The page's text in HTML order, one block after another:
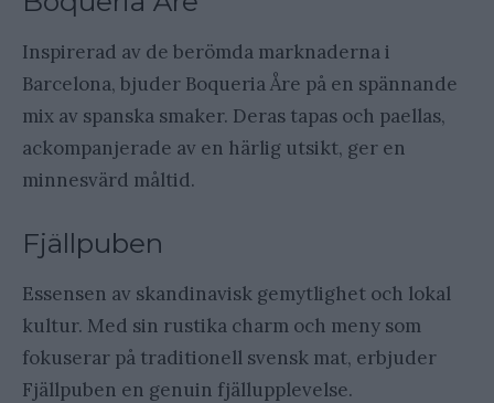
Inspirerad av de berömda marknaderna i
Barcelona, bjuder Boqueria Åre på en spännande
mix av spanska smaker. Deras tapas och paellas,
ackompanjerade av en härlig utsikt, ger en
minnesvärd måltid.
Fjällpuben
Essensen av skandinavisk gemytlighet och lokal
kultur. Med sin rustika charm och meny som
fokuserar på traditionell svensk mat, erbjuder
Fjällpuben en genuin fjällupplevelse.